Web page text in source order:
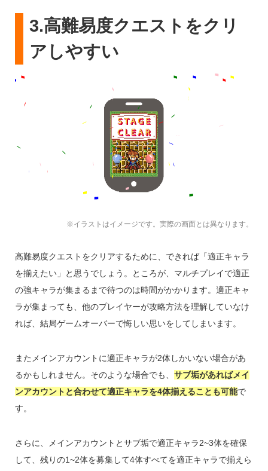
3.高難易度クエストをクリ
アしやすい
※イラストはイメージです。実際の画面とは異なります。
高難易度クエストをクリアするために、できれば「適正キャラ
を揃えたい」と思うでしょう。ところが、マルチプレイで適正
の強キャラが集まるまで待つのは時間がかかります。適正キャ
ラが集まっても、他のプレイヤーが攻略方法を理解していなけ
れば、結局ゲームオーバーで悔しい思いをしてしまいます。
またメインアカウントに適正キャラが2体しかいない場合があ
るかもしれません。そのような場合でも、 サブ垢があればメイ
ンアカウントと合わせて適正キャラを4体揃えることも可能で
す。
さらに、メインアカウントとサブ垢で適正キャラ2~3体を確保
して、残りの1~2体を募集して4体すべてを適正キャラで揃えら